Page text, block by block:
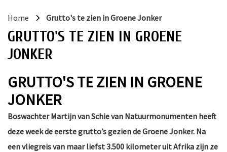
Home Grutto's te zien in Groene Jonker
GRUTTO'S TE ZIEN IN GROENE
JONKER
GRUTTO'S TE ZIEN IN GROENE
JONKER
Boswachter Martijn van Schie van Natuurmonumenten heeft
deze week de eerste grutto’s gezien de Groene Jonker. Na
een vliegreis van maar liefst 3.500 kilometer uit Afrika zijn ze